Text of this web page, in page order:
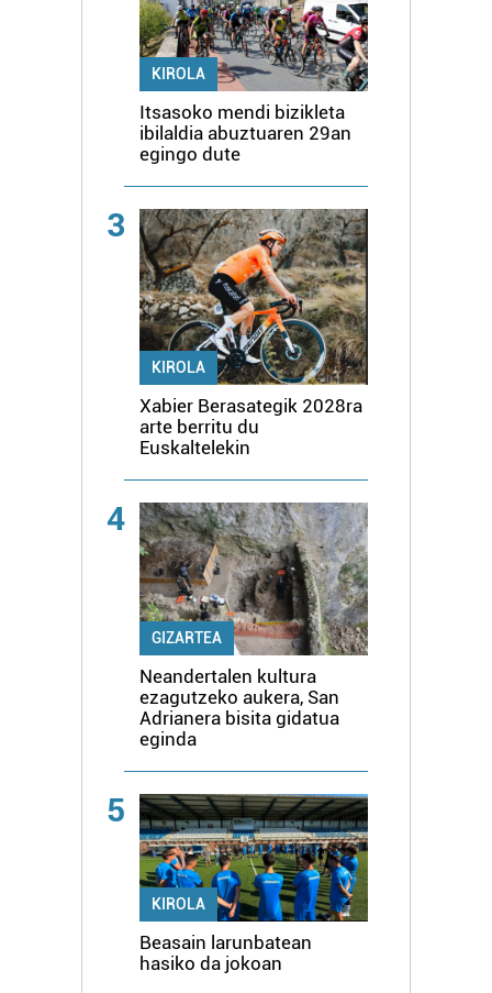
KIROLA
Itsasoko mendi bizikleta
ibilaldia abuztuaren 29an
egingo dute
3
KIROLA
Xabier Berasategik 2028ra
arte berritu du
Euskaltelekin
4
GIZARTEA
Neandertalen kultura
ezagutzeko aukera, San
Adrianera bisita gidatua
eginda
5
KIROLA
Beasain larunbatean
hasiko da jokoan